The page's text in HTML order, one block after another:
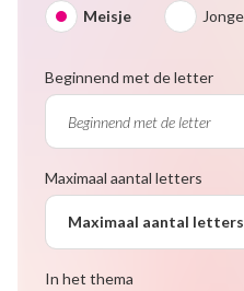
Meisje
Beginnend met de letter
Maximaal aantal letters
Maximaal aantal letters
In het thema